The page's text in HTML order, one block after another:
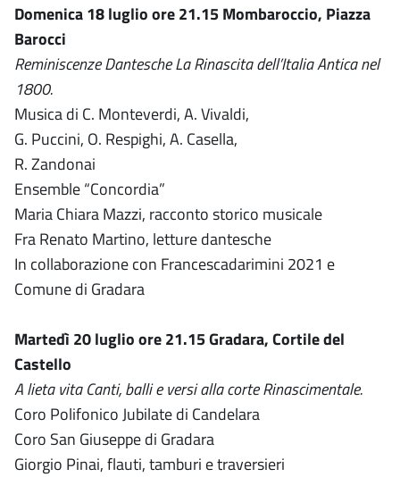
Domenica 18 luglio ore 21.15 Mombaroccio, Piazza
Barocci
Reminiscenze Dantesche La Rinascita dell’Italia Antica nel
1800.
Musica di C. Monteverdi, A. Vivaldi,
G. Puccini, O. Respighi, A. Casella,
R. Zandonai
Ensemble “Concordia”
Maria Chiara Mazzi, racconto storico musicale
Fra Renato Martino, letture dantesche
In collaborazione con Francescadarimini 2021 e
Comune di Gradara
Martedì 20 luglio ore 21.15 Gradara, Cortile del
Castello
A lieta vita Canti, balli e versi alla corte Rinascimentale.
Coro Polifonico Jubilate di Candelara
Coro San Giuseppe di Gradara
Giorgio Pinai, flauti, tamburi e traversieri